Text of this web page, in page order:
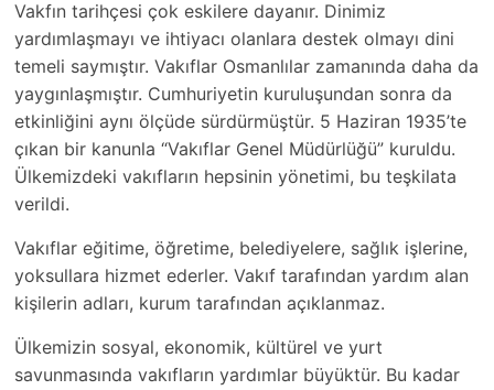
Vakfın tarihçesi çok eskilere dayanır. Dinimiz
yardımlaşmayı ve ihtiyacı olanlara destek olmayı dini
temeli saymıştır. Vakıflar Osmanlılar zamanında daha da
yaygınlaşmıştır. Cumhuriyetin kuruluşundan sonra da
etkinliğini aynı ölçüde sürdürmüştür. 5 Haziran 1935’te
çıkan bir kanunla “Vakıflar Genel Müdürlüğü” kuruldu.
Ülkemizdeki vakıfların hepsinin yönetimi, bu teşkilata
verildi.
Vakıflar eğitime, öğretime, belediyelere, sağlık işlerine,
yoksullara hizmet ederler. Vakıf tarafından yardım alan
kişilerin adları, kurum tarafından açıklanmaz.
Ülkemizin sosyal, ekonomik, kültürel ve yurt
savunmasında vakıfların yardımlar büyüktür. Bu kadar